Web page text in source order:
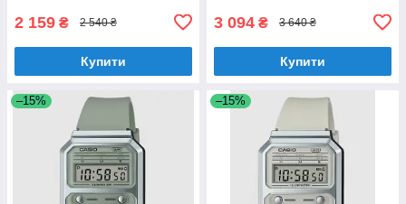
2 159 ₴ 2 540 ₴
Купити
3 094 ₴ 3 640 ₴
Купити
–15% –15%